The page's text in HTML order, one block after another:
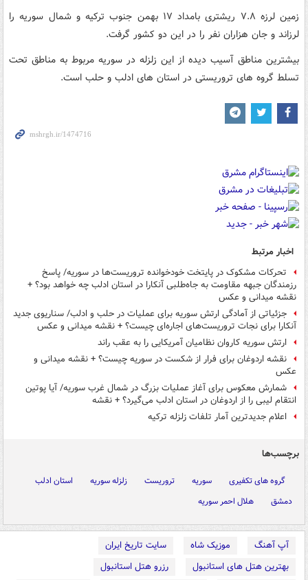
زمین لرزه ۷.۸ ریشتری بامداد ۱۷ بهمن جنوب ترکیه و شمال سوریه را
لرزاند و جان هزاران نفر را در این دو کشور گرفت.
بیشترین مناطق آسیب دیده از این زلزله در سوریه مربوط به مناطق تحت
تسلط گروه های تروریستی در استان های ادلب و حلب است.
اخبار مرتبط
تحرکات مشکوک در پایتخت خودخوانده تروریست‌ها در سوریه/ پاسخ
رزمندگان جبهه مقاومت به جاه‌طلبی آنکارا در استان ادلب چه خواهد بود؟ +
نقشه میدانی و عکس
جزئیاتی از آمادگی ارتش سوریه برای عملیات در حلب و ادلب/ سناریوی جدید
آنکارا برای نجات تروریست‌های اجاره‌ای چیست؟ + نقشه میدانی و عکس
ارتش سوریه کاروان نظامیان آمریکایی را به عقب راند
نقشه اردوغان برای فرار از شکست در سوریه چیست؟ + نقشه میدانی و
عکس
شمارش معکوس برای آغاز عملیات بزرگ در شمال غرب سوریه/ آیا پوتین
انتقام لیبی را از اردوغان در استان ادلب می‌گیرد؟ + نقشه
اعلام جدیدترین آمار تلفات زلزله ترکیه
برچسب‌ها
گروه های تکفیری سوریه تروریست زلزله سوریه
استان ادلب
دمشق
هلال احمر سوریه
آپ آهنگ موزیک شاه
سایت تاریخ ایران
بهترین هتل های استانبول
رزرو هتل استانبول